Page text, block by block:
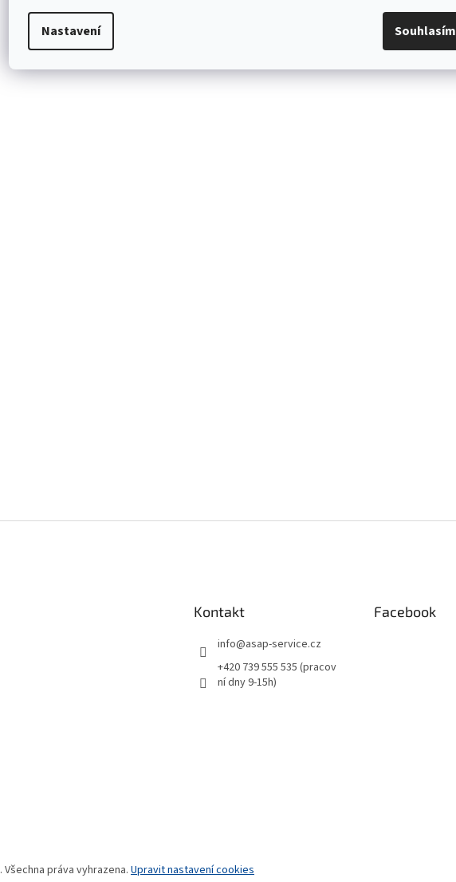
Nastavení Souhlasím
Kontakt
info@asap-service.cz
+420 739 555 535 (pracov
ní dny 9-15h)
Facebook
. Všechna práva vyhrazena. Upravit nastavení cookies